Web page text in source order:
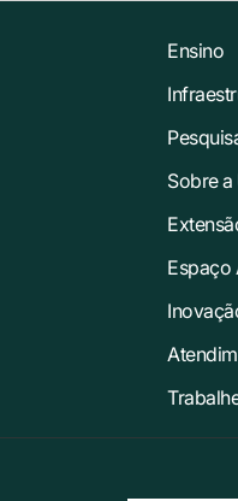
Ensino
Sobre a
Espaço